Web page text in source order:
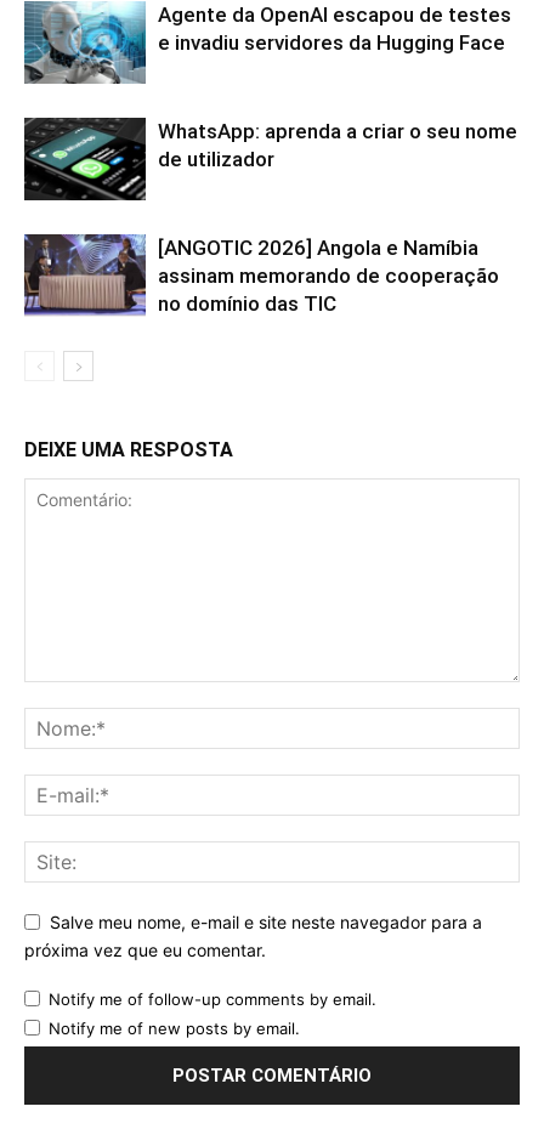
Agente da OpenAI escapou de testes
e invadiu servidores da Hugging Face
WhatsApp: aprenda a criar o seu nome
de utilizador
[ANGOTIC 2026] Angola e Namíbia
assinam memorando de cooperação
no domínio das TIC
DEIXE UMA RESPOSTA
Salve meu nome, e-mail e site neste navegador para a
próxima vez que eu comentar.
Notify me of follow-up comments by email.
Notify me of new posts by email.